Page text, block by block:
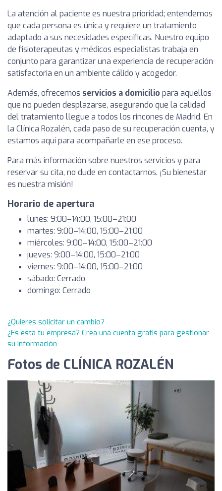
La atención al paciente es nuestra prioridad; entendemos
que cada persona es única y requiere un tratamiento
adaptado a sus necesidades específicas. Nuestro equipo
de fisioterapeutas y médicos especialistas trabaja en
conjunto para garantizar una experiencia de recuperación
satisfactoria en un ambiente cálido y acogedor.
Además, ofrecemos servicios a domicilio para aquellos
que no pueden desplazarse, asegurando que la calidad
del tratamiento llegue a todos los rincones de Madrid. En
la Clínica Rozalén, cada paso de su recuperación cuenta, y
estamos aquí para acompañarle en ese proceso.
Para más información sobre nuestros servicios y para
reservar su cita, no dude en contactarnos. ¡Su bienestar
es nuestra misión!
Horario de apertura
lunes: 9:00–14:00, 15:00–21:00
martes: 9:00–14:00, 15:00–21:00
miércoles: 9:00–14:00, 15:00–21:00
jueves: 9:00–14:00, 15:00–21:00
viernes: 9:00–14:00, 15:00–21:00
sábado: Cerrado
domingo: Cerrado
¿Quieres solicitar un cambio?
¿Es esta tu empresa? Crea una cuenta gratis para gestionar
su información
Fotos de CLÍNICA ROZALÉN